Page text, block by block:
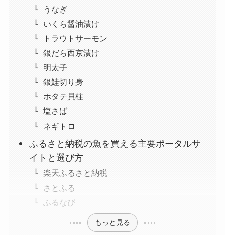
うなぎ
いくら醤油漬け
トラウトサーモン
銀だら西京漬け
明太子
銀鮭切り身
ホタテ貝柱
塩さば
ネギトロ
ふるさと納税の魚を買える主要ポータルサ
イトと選び方
楽天ふるさと納税
さとふる
ふるなび
もっと見る